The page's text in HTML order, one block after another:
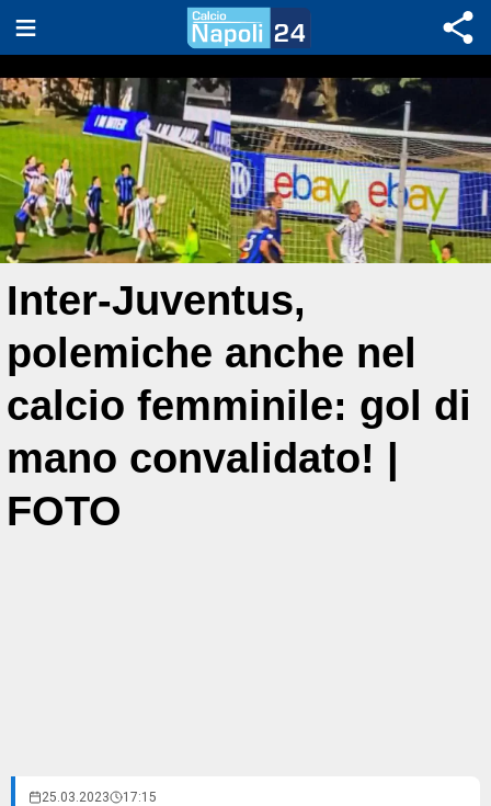
Inter-Juventus,
polemiche anche nel
calcio femminile: gol di
mano convalidato! |
FOTO
25.03.2023 17:15